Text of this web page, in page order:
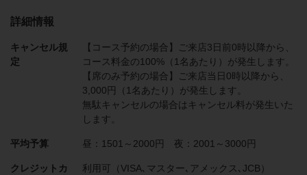
詳細情報
キャンセル規
定
【コース予約の場合】ご来店3日前0時以降から、
コース料金の100%（1名あたり）が発生します。
【席のみ予約の場合】ご来店当日0時以降から、
3,000円（1名あたり）が発生します。
無駄キャンセルの場合はキャンセル料が発生いた
します。
平均予算 昼：1501～2000円 夜：2001～3000円
クレジットカ
利用可（VISA､マスター､アメックス､JCB）